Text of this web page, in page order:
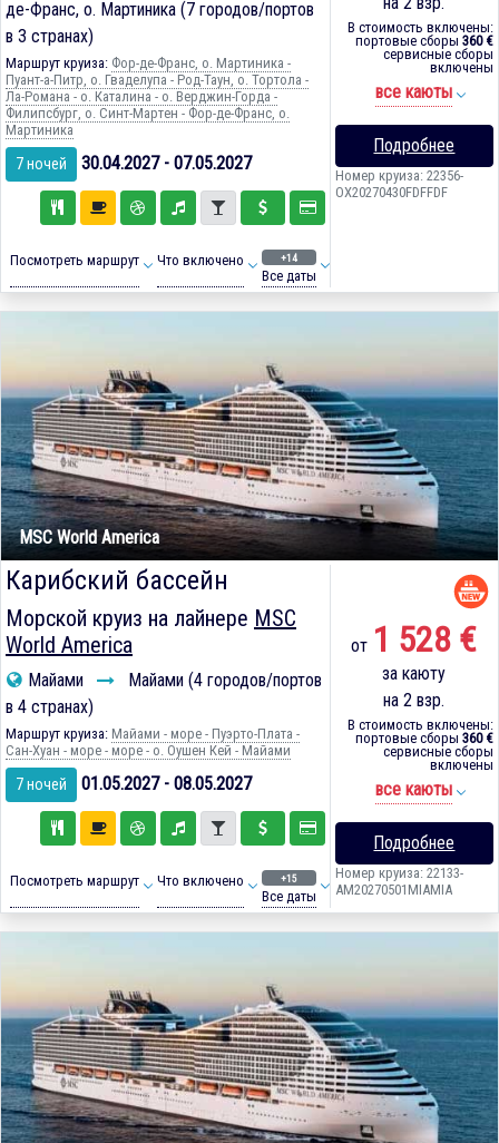
де-Франс, о. Мартиника (7 городов/портов
в 3 странах)
Маршрут круиза: Фор-де-Франс, о. Мартиника -
Пуант-а-Питр, о. Гваделупа - Род-Таун, о. Тортола -
Ла-Романа - о. Каталина - о. Верджин-Горда -
Филипсбург, о. Синт-Мартен - Фор-де-Франс, о.
Мартиника
7 ночей 30.04.2027 - 07.05.2027
Посмотреть маршрут Что включено +14
Все даты
В стоимость включены:
портовые сборы 360 €
сервисные сборы
включены
все каюты
Подробнее
Номер круиза: 22356-
OX20270430FDFFDF
MSC World America
Карибский бассейн
Морской круиз на лайнере MSC
World America
Майами
Майами (4 городов/портов
в 4 странах)
Маршрут круиза: Майами - море - Пуэрто-Плата -
Сан-Хуан - море - море - о. Оушен Кей - Майами
7 ночей 01.05.2027 - 08.05.2027
Посмотреть маршрут Что включено +15
Все даты
от 1 528 €
за каюту
на 2 взр.
В стоимость включены:
портовые сборы 360 €
сервисные сборы
включены
все каюты
Подробнее
Номер круиза: 22133-
AM20270501MIAMIA